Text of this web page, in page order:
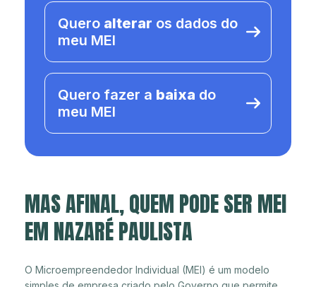
Quero alterar os dados do
meu MEI
Quero fazer a baixa do
meu MEI
MAS AFINAL, QUEM PODE SER MEI
EM NAZARÉ PAULISTA
O Microempreendedor Individual (MEI) é um modelo